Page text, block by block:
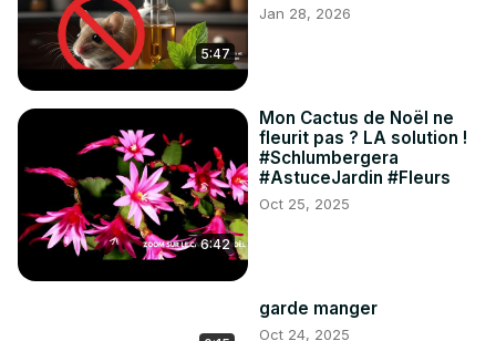
5:47
Jan 28, 2026
6:42
Mon Cactus de Noël ne
fleurit pas ? LA solution !
#Schlumbergera
#AstuceJardin #Fleurs
Oct 25, 2025
garde manger
Oct 24, 2025